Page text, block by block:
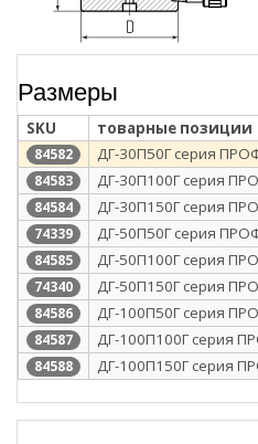
Размеры
SKU товарные позиции
84582 ДГ-30П50Г серия
84583 ДГ-30П100Г серия
84584 ДГ-30П150Г серия
74339 ДГ-50П50Г серия
84585 ДГ-50П100Г серия
74340 ДГ-50П150Г серия
84586 ДГ-100П50Г серия
84587 ДГ-100П100Г серия
84588 ДГ-100П150Г серия